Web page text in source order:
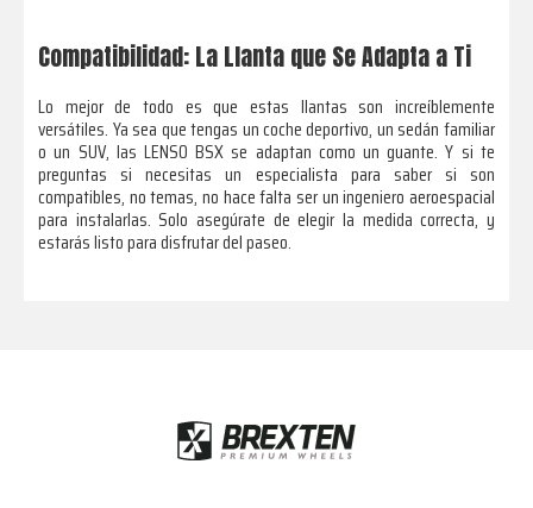
Compatibilidad: La Llanta que Se Adapta a Ti
Lo mejor de todo es que estas llantas son increíblemente
versátiles. Ya sea que tengas un coche deportivo, un sedán familiar
o un SUV, las LENSO BSX se adaptan como un guante. Y si te
preguntas si necesitas un especialista para saber si son
compatibles, no temas, no hace falta ser un ingeniero aeroespacial
para instalarlas. Solo asegúrate de elegir la medida correcta, y
estarás listo para disfrutar del paseo.